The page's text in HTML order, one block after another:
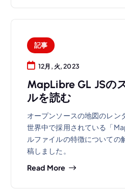
記事
12月, 火, 2023
MapLibre GL JSの
ルを読む
オープンソースの地図のレン
世界中で採用されている「
ルファイルの特徴についての
稿しました。
Read More